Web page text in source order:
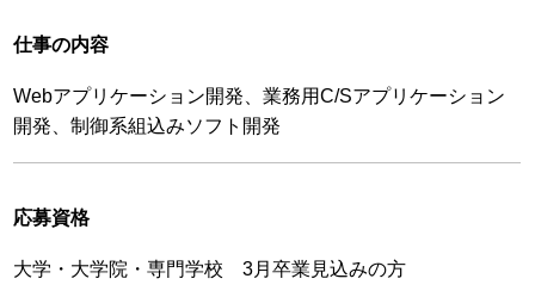
仕事の内容
Webアプリケーション開発、業務用C/Sアプリケーション
開発、制御系組込みソフト開発
応募資格
大学・大学院・専門学校 3月卒業見込みの方